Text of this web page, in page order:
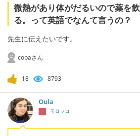
微熱があり体がだるいので薬を
る。って英語でなんて言うの？
先生に伝えたいです。
cobaさん
18 8793
Oula
モロッコ